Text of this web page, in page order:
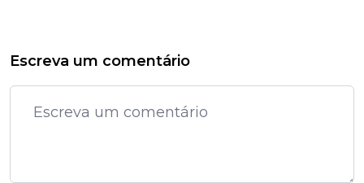
Escreva um comentário